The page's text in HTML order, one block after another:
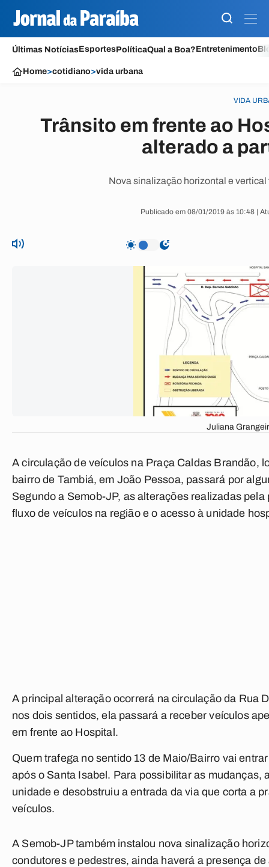
Últimas NotíciasEsportesPolíticaQual a Boa?Entretenimento
Home>cotidiano>vida urbana
VIDA
Trânsito em frente ao
alterado a
Nova sinalização horizontal e
Publicado em 08/01/2019 às 10:48 |
Juliana
A circulação de veículos na Praça Caldas Brandão,
bairro de Tambiá, em João Pessoa, passará por
Segundo a Semob-JP, as alterações realizadas
fluxo de veículos na região e o acesso à unidade
A principal alteração ocorrerá na circulação da Rua
nos dois sentidos, ela passará a receber veículos
em frente ao Hospital.
Quem trafega no sentido 13 de Maio/Bairro vai
após o Santa Isabel. Para possibilitar as mudanças,
unidade e desobstruiu a entrada da via que corta a
veículos.
A Semob-JP também instalou nova sinalização
condutores e pedestres, ainda haverá a presença